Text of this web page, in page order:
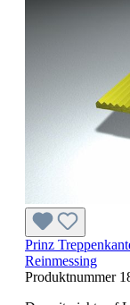
Prinz
Reinmessing
Produktnummer